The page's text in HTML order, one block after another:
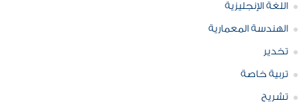
اللغة الإنجليزية
الهندسة المعمارية
تخدير
تربية خاصة
تشريح